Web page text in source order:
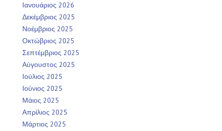
Ιανουάριος 2026
Δεκέμβριος 2025
Νοέμβριος 2025
Οκτώβριος 2025
Σεπτέμβριος 2025
Αύγουστος 2025
Ιούλιος 2025
Ιούνιος 2025
Μάιος 2025
Απρίλιος 2025
Μάρτιος 2025